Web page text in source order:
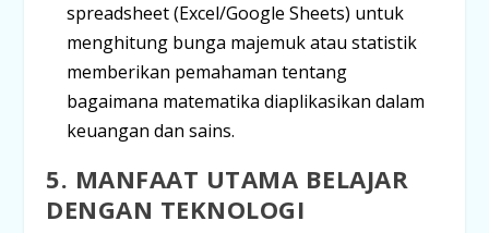
spreadsheet (Excel/Google Sheets) untuk
menghitung bunga majemuk atau statistik
memberikan pemahaman tentang
bagaimana matematika diaplikasikan dalam
keuangan dan sains.
5. MANFAAT UTAMA BELAJAR
DENGAN TEKNOLOGI